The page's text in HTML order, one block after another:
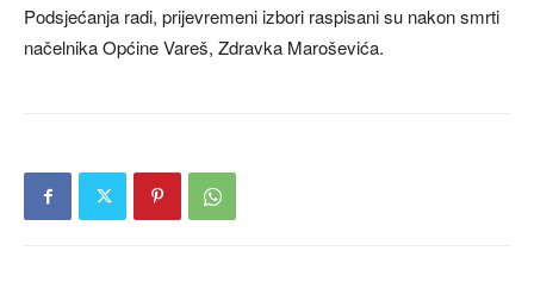
Podsjećanja radi, prijevremeni izbori raspisani su nakon smrti
načelnika Općine Vareš, Zdravka Maroševića.